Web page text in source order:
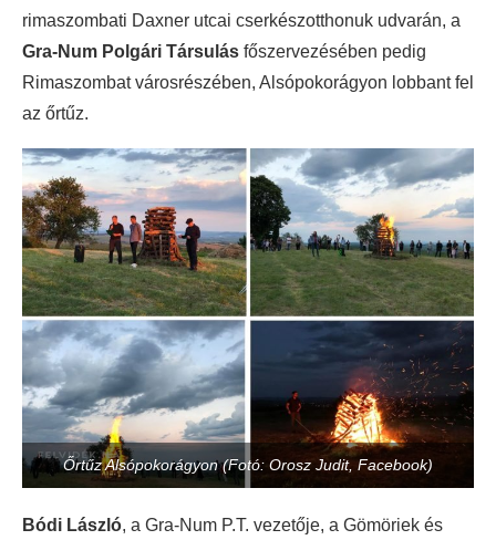
rimaszombati Daxner utcai cserkészotthonuk udvarán, a
Gra-Num Polgári Társulás főszervezésében pedig
Rimaszombat városrészében, Alsópokorágyon lobbant fel
az őrtűz.
Őrtűz Alsópokorágyon (Fotó: Orosz Judit, Facebook)
Bódi László, a Gra-Num P.T. vezetője, a Gömöriek és